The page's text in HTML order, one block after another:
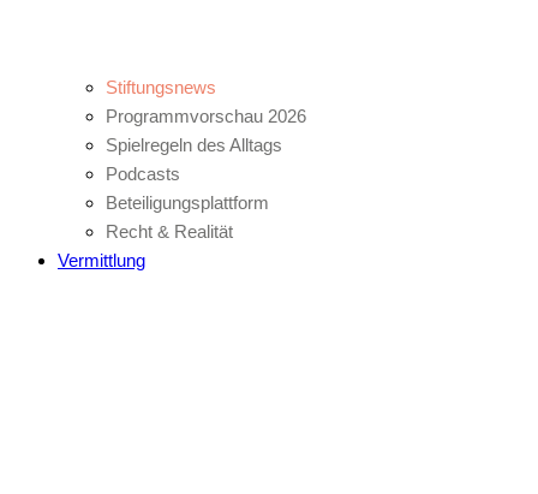
Stiftungsnews
Programmvorschau 2026
Spielregeln des Alltags
Podcasts
Beteiligungsplattform
Recht & Realität
Vermittlung